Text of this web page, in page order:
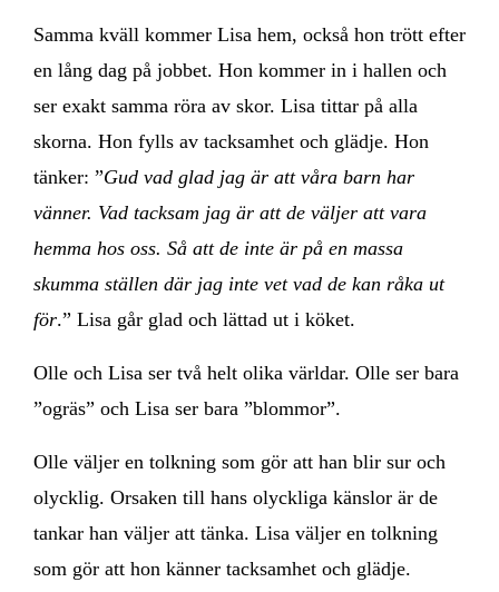
Samma kväll kommer Lisa hem, också hon trött efter
en lång dag på jobbet. Hon kommer in i hallen och
ser exakt samma röra av skor. Lisa tittar på alla
skorna. Hon fylls av tacksamhet och glädje. Hon
tänker: ”Gud vad glad jag är att våra barn har
vänner. Vad tacksam jag är att de väljer att vara
hemma hos oss. Så att de inte är på en massa
skumma ställen där jag inte vet vad de kan råka ut
för.” Lisa går glad och lättad ut i köket.
Olle och Lisa ser två helt olika världar. Olle ser bara
”ogräs” och Lisa ser bara ”blommor”.
Olle väljer en tolkning som gör att han blir sur och
olycklig. Orsaken till hans olyckliga känslor är de
tankar han väljer att tänka. Lisa väljer en tolkning
som gör att hon känner tacksamhet och glädje.